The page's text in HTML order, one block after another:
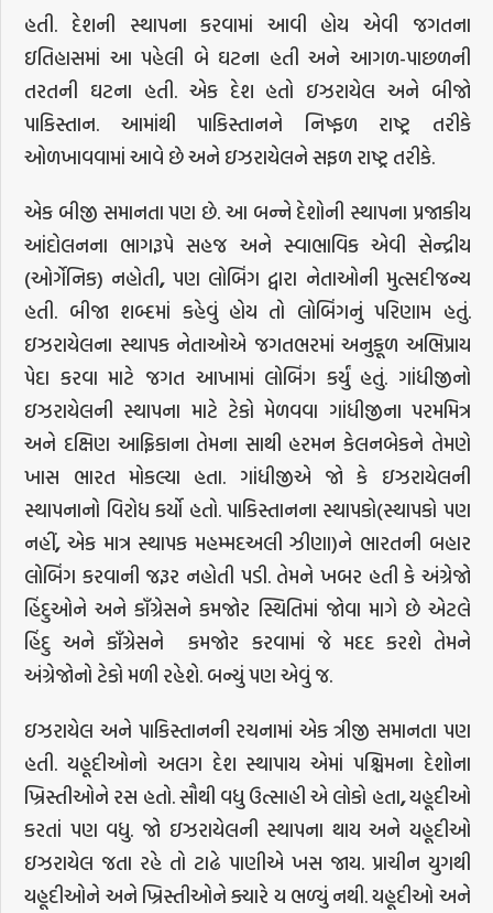
હતી. દેશની સ્થાપના કરવામાં આવી હોય એવી જગતના
ઇતિહાસમાં આ પહેલી બે ઘટના હતી અને આગળ-પાછળની
તરતની ઘટના હતી. એક દેશ હતો ઇઝરાયેલ અને બીજો
પાકિસ્તાન. આમાંથી પાકિસ્તાનને નિષ્ફળ રાષ્ટ્ર તરીકે
ઓળખાવવામાં આવે છે અને ઇઝરાયેલને સફળ રાષ્ટ્ર તરીકે.
એક બીજી સમાનતા પણ છે. આ બન્ને દેશોની સ્થાપના પ્રજાકીય
આંદોલનના ભાગરૂપે સહજ અને સ્વાભાવિક એવી સેન્દ્રીય
(ઓર્ગેનિક) નહોતી,પણ લોબિંગ દ્વારા નેતાઓની મુત્સદીજન્ય
હતી. બીજા શબ્દમાં કહેવું હોય તો લોબિંગનું પરિણામ હતું.
ઇઝરાયેલના સ્થાપક નેતાઓએ જગતભરમાં અનુકૂળ અભિપ્રાય
પેદા કરવા માટે જગત આખામાં લોબિંગ કર્યું હતું. ગાંધીજીનો
ઇઝરાયેલની સ્થાપના માટે ટેકો મેળવવા ગાંધીજીના પરમમિત્ર
અને દક્ષિણ આફ્રિકાના તેમના સાથી હરમન કેલનબેકને તેમણે
ખાસ ભારત મોકલ્યા હતા. ગાંધીજીએ જો કે ઇઝરાયેલની
સ્થાપનાનો વિરોધ કર્યો હતો. પાકિસ્તાનના સ્થાપકો(સ્થાપકો પણ
નહીં,એક માત્ર સ્થાપક મહમ્મદઅલી ઝીણા)ને ભારતની બહાર
લોબિંગ કરવાની જરૂર નહોતી પડી. તેમને ખબર હતી કે અંગ્રેજો
હિંદુઓને અને કાઁગ્રેસને કમજોર સ્થિતિમાં જોવા માગે છે એટલે
હિંદુ અને કાઁગ્રેસને કમજોર કરવામાં જે મદદ કરશે તેમને
અંગ્રેજોનો ટેકો મળી રહેશે. બન્યું પણ એવું જ.
ઇઝરાયેલ અને પાકિસ્તાનની રચનામાં એક ત્રીજી સમાનતા પણ
હતી. યહૂદીઓનો અલગ દેશ સ્થાપાય એમાં પશ્ચિમના દેશોના
ખ્રિસ્તીઓને રસ હતો. સૌથી વધુ ઉત્સાહી એ લોકો હતા,યહૂદીઓ
કરતાં પણ વધુ. જો ઇઝરાયેલની સ્થાપના થાય અને યહૂદીઓ
ઇઝરાયેલ જતા રહે તો ટાઢે પાણીએ ખસ જાય. પ્રાચીન યુગથી
યહૂદીઓને અને ખ્રિસ્તીઓને ક્યારે ય ભળ્યું નથી. યહૂદીઓ અને